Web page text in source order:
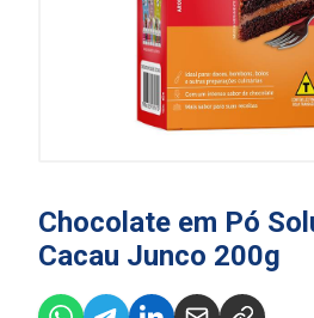
Chocolate em Pó
Cacau Junco 200g